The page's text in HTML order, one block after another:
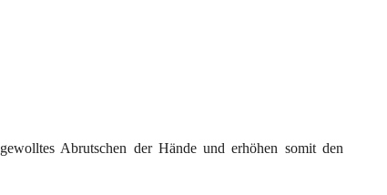
Abrutschen der Hände und erhöhen somit den